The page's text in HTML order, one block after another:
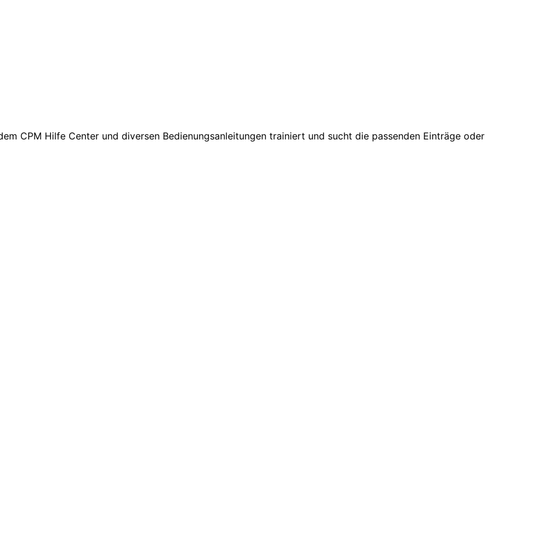
CPM Hilfe Center und diversen Bedienungsanleitungen trainiert und sucht die passenden Einträge oder